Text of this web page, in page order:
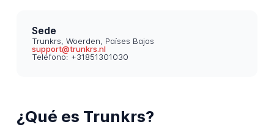
Sede
Trunkrs, Woerden, Países Bajos
support@trunkrs.nl
Teléfono: +31851301030
¿Qué es Trunkrs?